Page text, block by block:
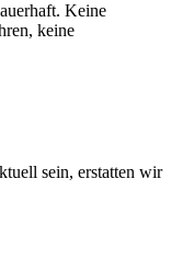
Keine
keine
sein, erstatten wir